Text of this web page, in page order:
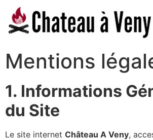
Mentions
1. Informations
du Site
Le site internet Château A Veny,